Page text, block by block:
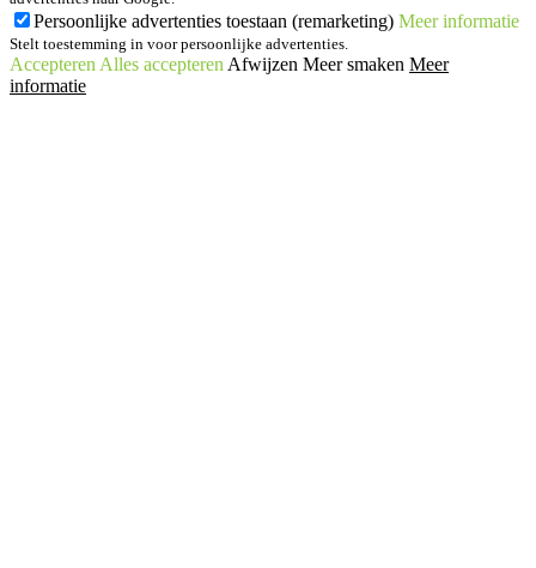
Persoonlijke advertenties toestaan (remarketing) Meer informatie
Stelt toestemming in voor persoonlijke advertenties.
Accepteren Alles accepteren Afwijzen Meer smaken Meer
informatie